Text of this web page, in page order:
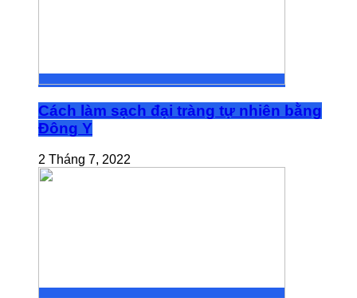
Cách làm sạch đại tràng tự nhiên bằng
Đông Y
2 Tháng 7, 2022